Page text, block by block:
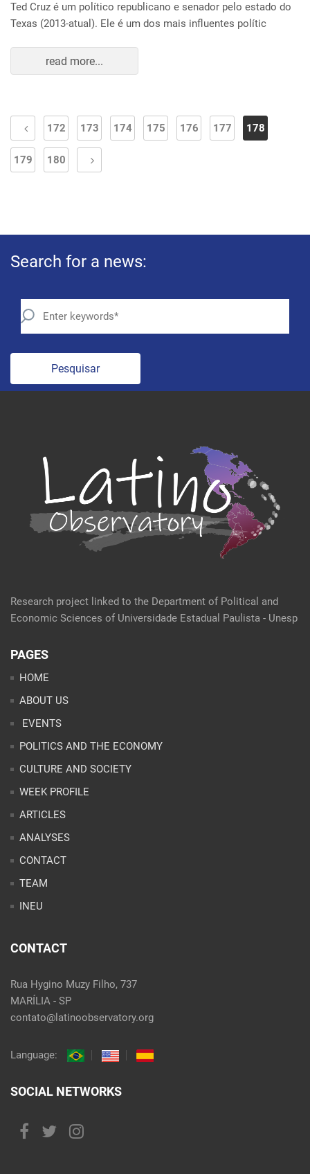
Ted Cruz é um político republicano e senador pelo estado do
Texas (2013-atual). Ele é um dos mais influentes polític
read more...
172 173 174 175 176 177 178
179 180
Search for a news:
Pesquisar
Research project linked to the Department of Political and
Economic Sciences of Universidade Estadual Paulista - Unesp
PAGES
HOME
ABOUT US
EVENTS
POLITICS AND THE ECONOMY
CULTURE AND SOCIETY
WEEK PROFILE
ARTICLES
ANALYSES
CONTACT
TEAM
INEU
CONTACT
Rua Hygino Muzy Filho, 737
MARÍLIA - SP
contato@latinoobservatory.org
Language:
SOCIAL NETWORKS